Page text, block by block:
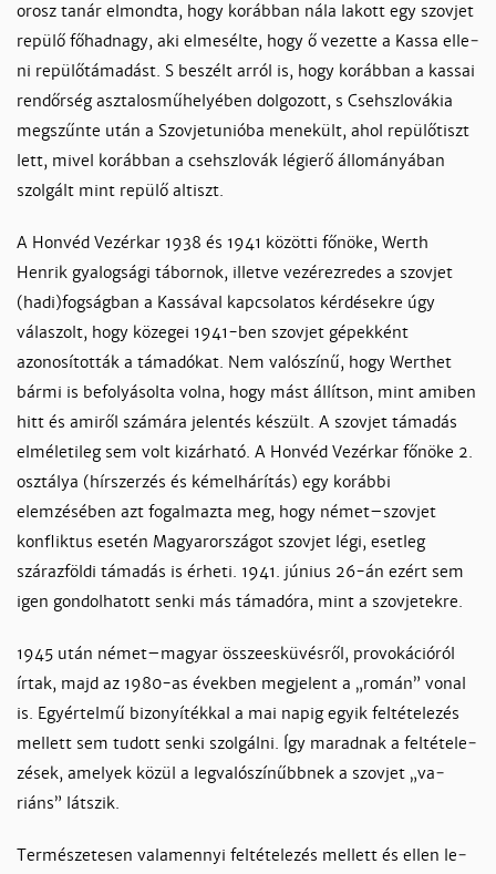
orosz ta­nár el­mond­ta, hogy ko­ráb­ban ná­la la­kott egy szov­jet
re­pü­lő fő­had­nagy, aki el­me­sél­te, hogy ő ve­zet­te a Kas­sa el­le­
ni re­pü­lő­tá­ma­dást. S be­szélt ar­ról is, hogy ko­ráb­ban a kas­sai
rend­őr­ség asz­ta­los­mű­he­lyé­ben dol­go­zott, s Cseh­szlo­vá­kia
meg­szűn­te után a Szov­jetunió­ba me­ne­kült, ahol re­pü­lő­tiszt
lett, mi­vel ko­ráb­ban a cseh­szlo­vák lé­gie­rő ál­lo­má­nyá­ban
szol­gált mint re­pü­lő­ al­tiszt.
A Honvéd Vezérkar 1938 és 1941 közötti főnöke, Werth
Henrik gyalogsági tábornok, illetve vezérezredes a szovjet
(hadi)fogságban a Kassával kapcsolatos kérdésekre úgy
válaszolt, hogy közegei 1941-ben szovjet gépekként
azonosították a támadókat. Nem valószínű, hogy Werthet
bármi is befolyásolta volna, hogy mást állítson, mint amiben
hitt és amiről számára jelentés készült. A szovjet támadás
elméletileg sem volt kizárható. A Honvéd Vezérkar főnöke 2.
osztálya (hírszerzés és kémelhárítás) egy korábbi
elemzésében azt fogalmazta meg, hogy német–szovjet
konfliktus esetén Magyarországot szovjet légi, esetleg
szárazföldi támadás is érheti. 1941. június 26-án ezért sem
igen gondolhatott senki más támadóra, mint a szovjetekre.
1945 után né­met–ma­gyar összees­kü­vés­ről, pro­vo­ká­ció­ról
ír­tak, majd az 1980-as évek­ben meg­je­lent a „ro­mán” vo­nal
is. Egyér­tel­mű bi­zo­nyí­ték­kal a mai na­pig egyik fel­té­te­le­zés
mel­lett sem tu­dott sen­ki szol­gál­ni. Így ma­rad­nak a fel­té­te­le­
zé­sek, ame­lyek kö­zül a leg­va­ló­szí­nűbb­nek a szov­jet „va­
riáns” lát­szik.
Ter­mé­sze­te­sen va­la­mennyi fel­té­te­le­zés mel­lett és el­len le­